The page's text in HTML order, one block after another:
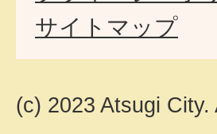
サイトマップ
(c) 2023 Atsugi